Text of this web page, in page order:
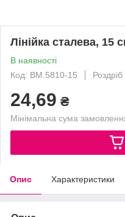
Лінійка сталева, 15
В наявності
Код: BM.5810-15
Роздріб
24,69 ₴
Мінімальна сума
Опис Характеристики